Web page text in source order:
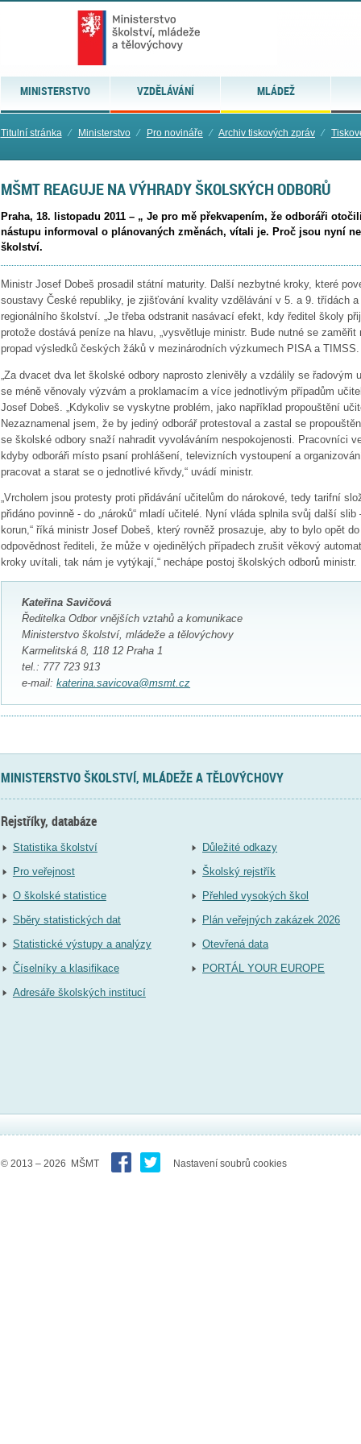
MINISTERSTVO VZDĚLÁVÁNÍ MLÁDEŽ
Titulní stránka ⁄ Ministerstvo ⁄ Pro novináře ⁄ Archiv tiskových zpráv ⁄
MŠMT REAGUJE NA VÝHRADY ŠKOLSKÝCH ODBORŮ
Praha, 18. listopadu 2011 – „ Je pro mě překvapením, že odboráři
nástupu informoval o plánovaných změnách, vítali je. Proč jsou nyní
školství.
Ministr Josef Dobeš prosadil státní maturity. Další nezbytné kroky, které
soustavy České republiky, je zjišťování kvality vzdělávání v 5. a 9. třídách
regionálního školství. „Je třeba odstranit nasávací efekt, kdy ředitel školy
protože dostává peníze na hlavu, „vysvětluje ministr. Bude nutné se
propad výsledků českých žáků v mezinárodních výzkumech PISA a TIMSS.
„Za dvacet dva let školské odbory naprosto zlenivěly a vzdálily se řadovým
se méně věnovaly výzvám a proklamacím a více jednotlivým případům
Josef Dobeš. „Kdykoliv se vyskytne problém, jako například propouštění
Nezaznamenal jsem, že by jediný odborář protestoval a zastal se
se školské odbory snaží nahradit vyvoláváním nespokojenosti. Pracovníci
kdyby odboráři místo psaní prohlášení, televizních vystoupení a
pracovat a starat se o jednotlivé křivdy,“ uvádí ministr.
„Vrcholem jsou protesty proti přidávání učitelům do nárokové, tedy tarifní
přidáno povinně - do „nároků“ mladí učitelé. Nyní vláda splnila svůj další
korun,“ říká ministr Josef Dobeš, který rovněž prosazuje, aby to bylo opět
odpovědnost řediteli, že může v ojedinělých případech zrušit věkový
kroky uvítali, tak nám je vytýkají,“ nechápe postoj školských odborů ministr.
Kateřina Savičová
Ředitelka Odbor vnějších vztahů a komunikace
Ministerstvo školství, mládeže a tělovýchovy
Karmelitská 8, 118 12 Praha 1
tel.: 777 723 913
e-mail: katerina.savicova@msmt.cz
MINISTERSTVO ŠKOLSTVÍ, MLÁDEŽE A TĚLOVÝCHOVY
Rejstříky, databáze
Statistika školství
Pro veřejnost
O školské statistice
Sběry statistických dat
Statistické výstupy a analýzy
Číselníky a klasifikace
Adresáře školských institucí
Důležité odkazy
Školský rejstřík
Přehled vysokých škol
Plán veřejných zakázek 2026
Otevřená data
PORTÁL YOUR EUROPE
© 2013 – 2026 MŠMT Nastavení soubrů cookies